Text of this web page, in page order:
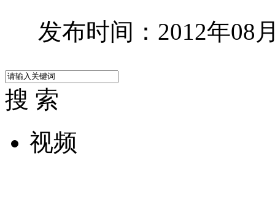
发布时间：2012年08
搜 索
视频